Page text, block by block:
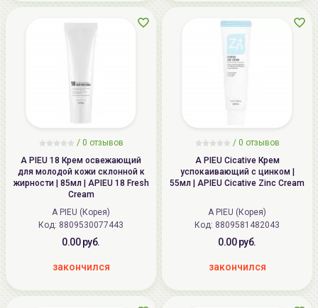
/ 0 отзывов
A PIEU 18 Крем освежающий
для молодой кожи склонной к
жирности | 85мл | APIEU 18 Fresh
Cream
A PIEU (Корея)
Код: 8809530077443
0.00 руб.
закончился
/ 0 отзывов
A PIEU Cicative Крем
успокаивающий с цинком |
55мл | APIEU Cicative Zinc Cream
A PIEU (Корея)
Код: 8809581482043
0.00 руб.
закончился